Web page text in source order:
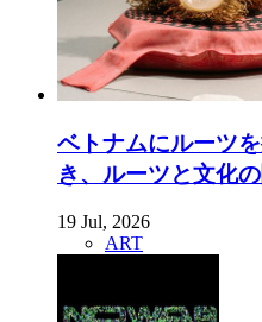
ベトナムにルーツ
き、ルーツと文化
19 Jul, 2026
ART